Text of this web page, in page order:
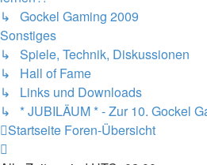
↳ Gockel Gaming 2009
Sonstiges
↳ Spiele, Technik, Diskussionen
↳ Hall of Fame
↳ Links und Downloads
↳ * JUBILÄUM * - Zur 10. Gockel
Startseite Foren-Übersicht